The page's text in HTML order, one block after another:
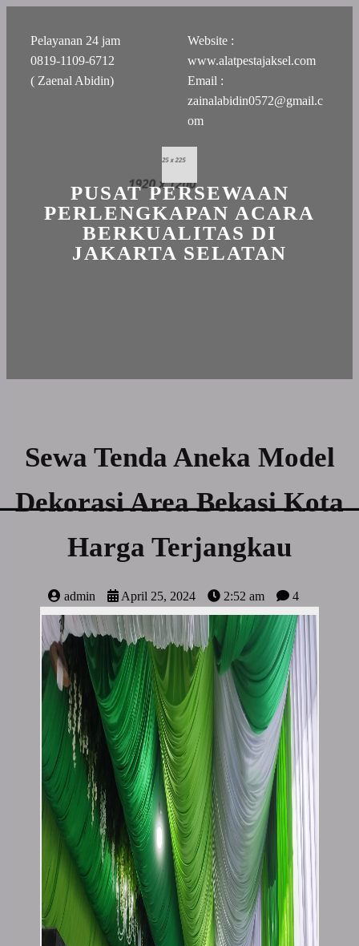
Pelayanan 24 jam
0819-1109-6712
( Zaenal Abidin)
Website :
www.alatpestajaksel.com
Email :
zainalabidin0572@gmail.c
om
PUSAT PERSEWAAN
PERLENGKAPAN ACARA
BERKUALITAS DI
JAKARTA SELATAN
Sewa Tenda Aneka Model
Dekorasi Area Bekasi Kota
Harga Terjangkau
admin April 25, 2024 2:52 am 4